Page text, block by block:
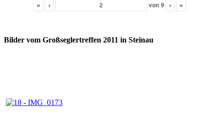
« ‹ von 9 › »
Bilder vom Großseglertreffen 2011 in Steinau